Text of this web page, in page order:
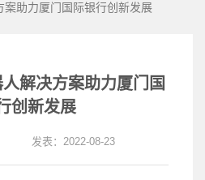
助力厦门国际银行创新发展
解决方案助力厦门国
创新发展
发表：2022-08-23